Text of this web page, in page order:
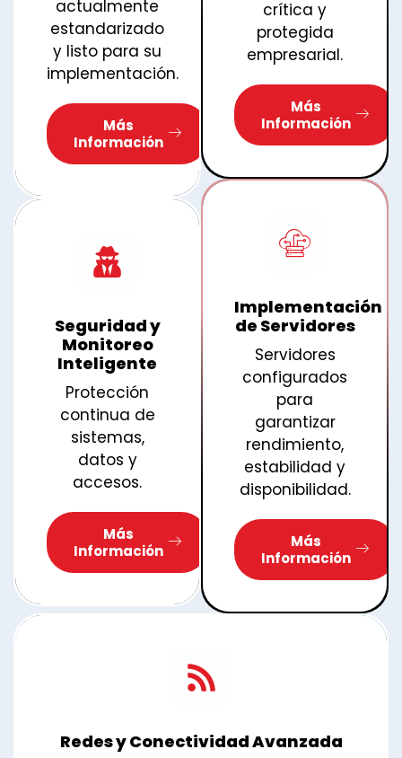
actualmente
estandarizado
y listo para su
implementación.
Más
Información
Seguridad y
Monitoreo
Inteligente
Protección
continua de
sistemas,
datos y
accesos.
Más
Información
crítica y
protegida
empresarial.
Más
Información
Implementación
de Servidores
Servidores
configurados
para
garantizar
rendimiento,
estabilidad y
disponibilidad.
Más
Información
Redes y Conectividad Avanzada